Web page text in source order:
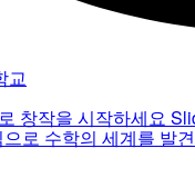
교
창작을 시작하세요
로 수학의 세계를 발